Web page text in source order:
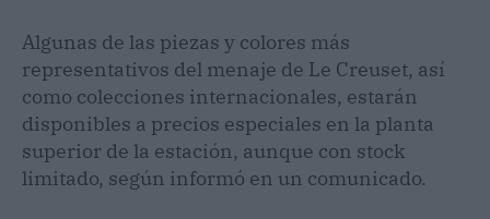
Algunas de las piezas y colores más
representativos del menaje de Le Creuset, así
como colecciones internacionales, estarán
disponibles a precios especiales en la planta
superior de la estación, aunque con stock
limitado, según informó en un comunicado.